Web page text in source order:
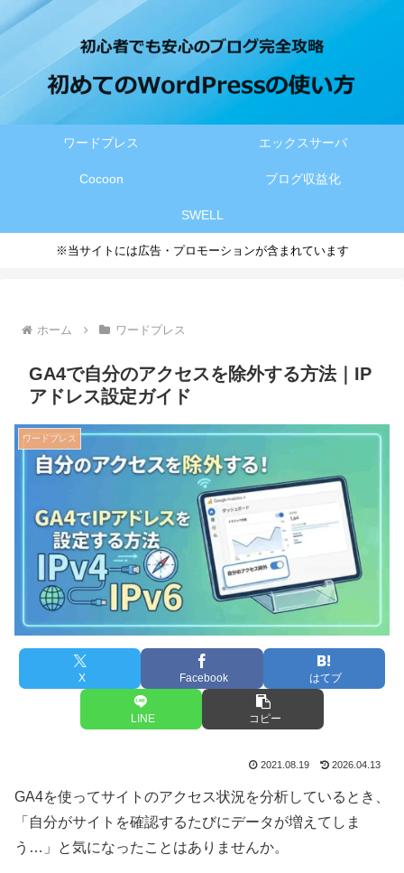
ワードプレス エックスサーバ
Cocoon ブログ収益化
SWELL
※当サイトには広告・プロモーションが含まれています
ホーム ワードプレス
GA4で自分のアクセスを除外する方法｜IP
アドレス設定ガイド
ワードプレス
X Facebook はてブ
LINE コピー
2021.08.19 2026.04.13
GA4を使ってサイトのアクセス状況を分析しているとき、
「自分がサイトを確認するたびにデータが増えてしま
う…」と気になったことはありませんか。